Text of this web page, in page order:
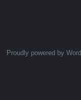
Proudly powered by